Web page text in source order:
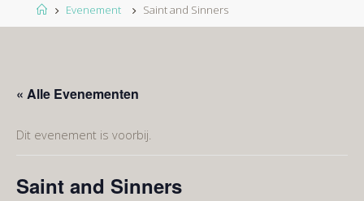
HomeEvenement Saint and Sinners
« Alle Evenementen
Dit evenement is voorbij.
Saint and Sinners